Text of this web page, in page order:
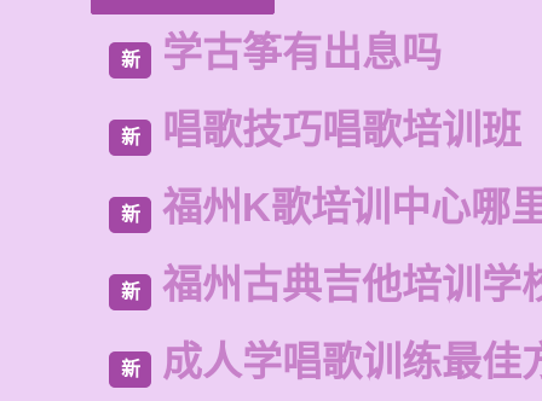
新 学古筝有出息吗
新 唱歌技巧唱歌培训班
新 福州K歌培训中心哪
新 福州古典吉他培训学
新 成人学唱歌训练最佳